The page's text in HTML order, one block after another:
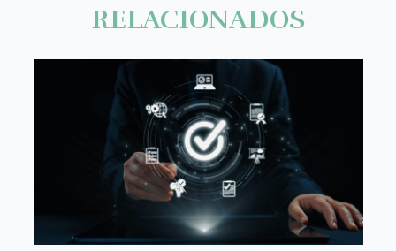
RELACIONADOS